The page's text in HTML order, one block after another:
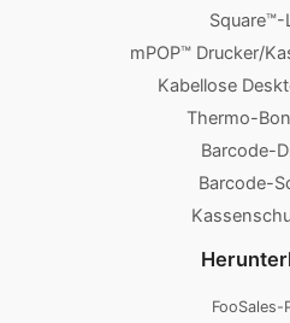
Square™-
mPOP™ Drucker/
Kabellose
Thermo-
Barcode-
Barcode-
FooSales-